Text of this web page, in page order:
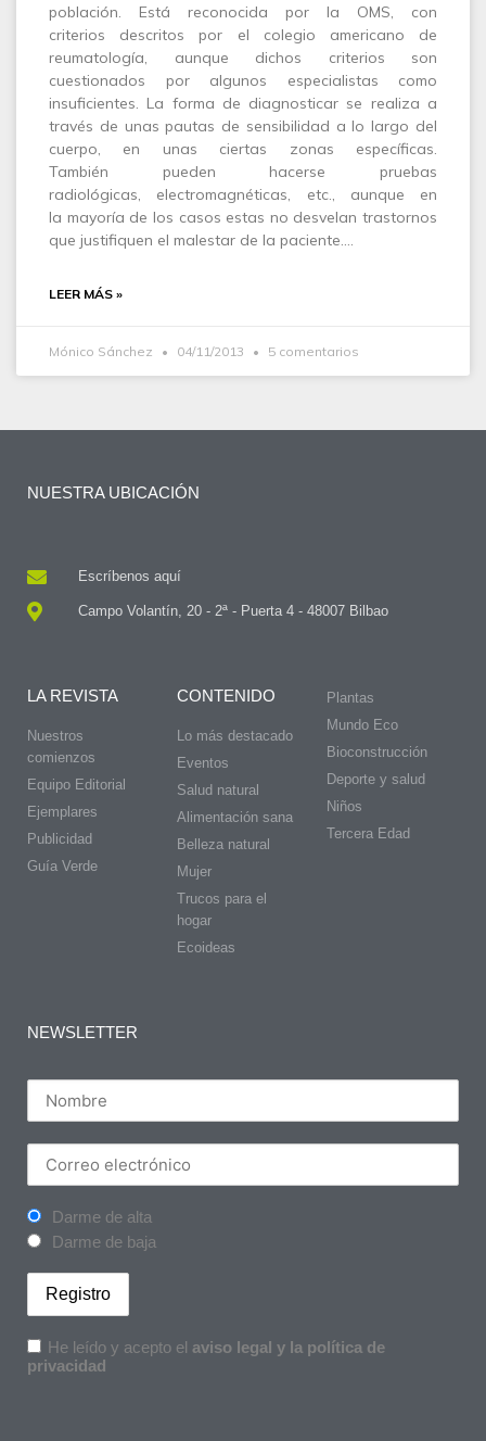
población. Está reconocida por la OMS, con
criterios descritos por el colegio americano de
reumatología, aunque dichos criterios son
cuestionados por algunos especialistas como
insuficientes. La forma de diagnosticar se realiza a
través de unas pautas de sensibilidad a lo largo del
cuerpo, en unas ciertas zonas específicas.
También pueden hacerse pruebas
radiológicas, electromagnéticas, etc., aunque en
la mayoría de los casos estas no desvelan trastornos
que justifiquen el malestar de la paciente.…
LEER MÁS »
Mónico Sánchez 04/11/2013 5 comentarios
NUESTRA UBICACIÓN
Escríbenos aquí
Campo Volantín, 20 - 2ª - Puerta 4 - 48007 Bilbao
LA REVISTA
Nuestros
comienzos
Equipo Editorial
Ejemplares
Publicidad
Guía Verde
CONTENIDO
Lo más destacado
Eventos
Salud natural
Alimentación sana
Belleza natural
Mujer
Trucos para el
hogar
Ecoideas
Plantas
Mundo Eco
Bioconstrucción
Deporte y salud
Niños
Tercera Edad
NEWSLETTER
Darme de alta
Darme de baja
He leído y acepto el aviso legal y la política de
privacidad